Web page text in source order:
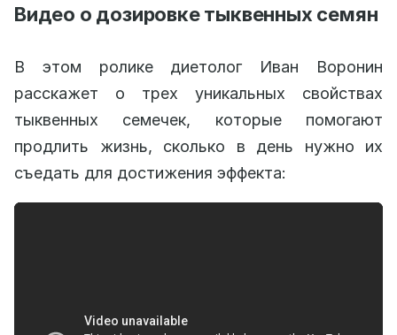
Видео о дозировке тыквенных семян
В этом ролике диетолог Иван Воронин
расскажет о трех уникальных свойствах
тыквенных семечек, которые помогают
продлить жизнь, сколько в день нужно их
съедать для достижения эффекта: